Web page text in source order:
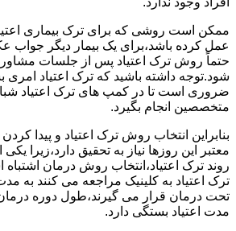
ممکن است روشی که برای ترک بیماری
عمل کرده باشد،برای یک بیمار دیگر جواب
حتماً روش ترک اعتیاد پس از جلسات
شود.توجه داشته باشید که ترک اعتیاد
ضروری است تا در کمپ های ترک اعتیاد
متخصصین انجام بگیرد.
بنابراین انتخاب روش ترک اعتیاد و پیدا
معتبر این روزها نیاز به تحقیق دارد،زیرا
روند ترک اعتیاد،انتخاب روش درمان اشتباه
ترک اعتیاد به کلینیک مراجعه می کنند به
تحت درمان قرار می گیرند،طول دوره
مدت اعتیاد بستگی دارد.